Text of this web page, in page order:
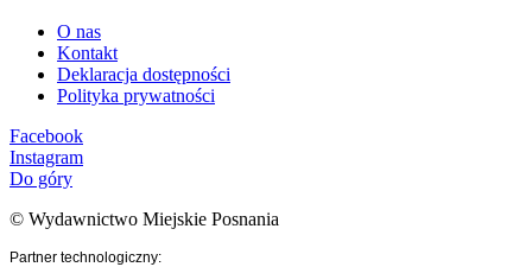
O nas
Kontakt
Deklaracja dostępności
Polityka prywatności
Facebook
Instagram
Do góry
© Wydawnictwo Miejskie Posnania
Partner technologiczny: